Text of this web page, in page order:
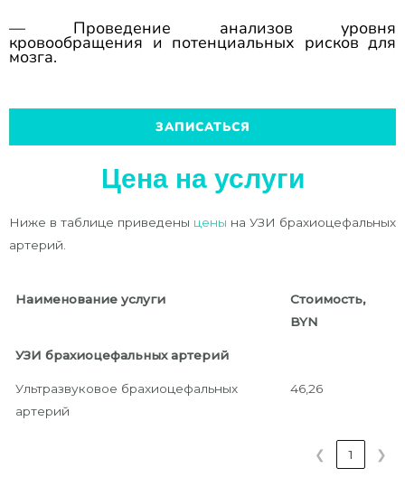
— Проведение анализов уровня
кровообращения и потенциальных рисков для
мозга.
ЗАПИСАТЬСЯ
Цена на услуги
Ниже в таблице приведены цены на УЗИ брахиоцефальных
артерий.
Наименование услуги
Стоимость,
BYN
УЗИ брахиоцефальных артерий
Ультразвуковое брахиоцефальных
артерий
46,26
❮ 1 ❯